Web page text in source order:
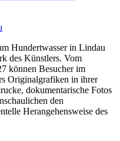
Hundertwasser in Lindau
des Künstlers. Vom
können Besucher im
Originalgrafiken in ihrer
dokumentarische Fotos
den
Herangehensweise des